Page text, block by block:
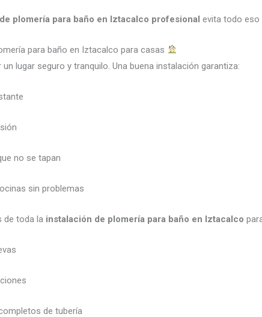
plomería para baño en Iztacalco profesional evita todo eso
para baño en Iztacalco para casas
un lugar seguro y tranquilo. Una buena instalación garantiza:
no se tapan
sin problemas
de toda la instalación de plomería para baño en Iztacalco
de tubería